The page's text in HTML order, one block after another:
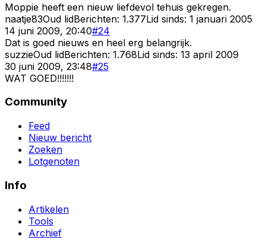
Moppie heeft een nieuw liefdevol tehuis gekregen.
naatje83Oud lidBerichten: 1.377Lid sinds: 1 januari 2005
14 juni 2009, 20:40#24
Dat is goed nieuws en heel erg belangrijk.
suzzieOud lidBerichten: 1.768Lid sinds: 13 april 2009
30 juni 2009, 23:48#25
WAT GOED!!!!!!!
Community
Feed
Nieuw bericht
Zoeken
Lotgenoten
Info
Artikelen
Tools
Archief